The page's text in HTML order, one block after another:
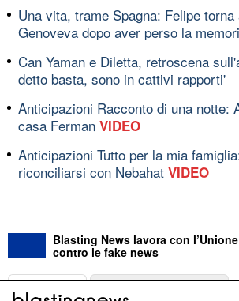
Una vita, trame Spagna: Felipe
Genoveva dopo aver perso la
Can Yaman e Diletta, retroscena
detto basta, sono in cattivi rapporti'
Anticipazioni Racconto di una notte:
casa Ferman VIDEO
Anticipazioni Tutto per la mia
riconciliarsi con Nebahat VIDEO
Blasting News lavora con
contro le fake news
ABOUT